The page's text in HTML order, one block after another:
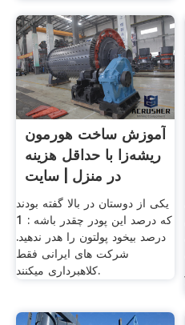
آموزش ساخت هورمون
ریشه‌زا با حداقل هزینه
در منزل | سایت
یکی از دوستان در بالا گفته بودند
که درصد این پودر چقدر باشه : 1
درصد بیخود پولتون را هدر ندهید.
شرکت های ایرانی فقط
کلاهبرداری میکنند.